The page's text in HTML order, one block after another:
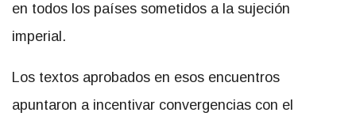
en todos los países sometidos a la sujeción
imperial.
Los textos aprobados en esos encuentros
apuntaron a incentivar convergencias con el